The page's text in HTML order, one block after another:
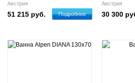
Австрия
51 215 руб. Подробнее
Австрия
30 300